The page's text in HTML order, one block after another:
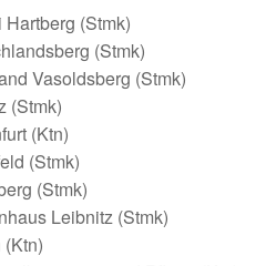
(Stmk)
(Stmk)
Vasoldsberg (Stmk)
(Stmk)
(Ktn)
(Stmk)
(Stmk)
Leibnitz (Stmk)